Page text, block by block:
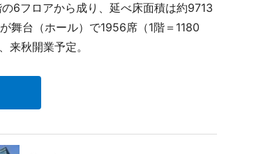
6フロアから成り、延べ床面積は約9713
舞台（ホール）で1956席（1階＝1180
秋開業予定。